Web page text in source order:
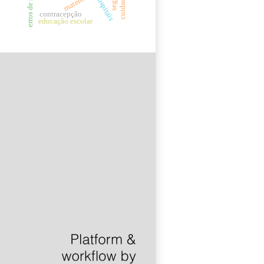
hospitais
contracepção
educação escolar